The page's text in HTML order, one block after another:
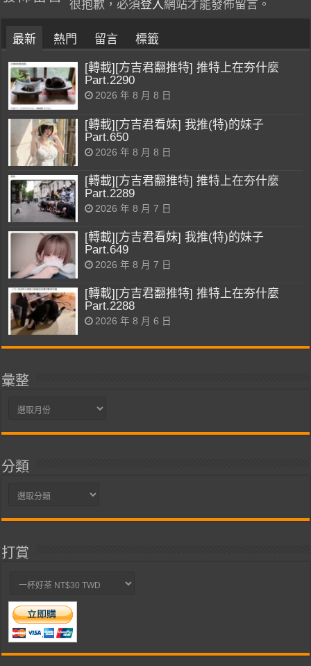
很抱歉，必須登入網站才能發佈留言。
最新 熱門 留言 標籤
[轉載][方吉君翻推特] 推特上在夯什麼
Part.2290
2026 年 8 月 8 日
[轉載][方吉君看妹] 我推(特)的妹子
Part.650
2026 年 8 月 8 日
[轉載][方吉君翻推特] 推特上在夯什麼
Part.2289
2026 年 8 月 7 日
[轉載][方吉君看妹] 我推(特)的妹子
Part.649
2026 年 8 月 7 日
[轉載][方吉君翻推特] 推特上在夯什麼
Part.2288
2026 年 8 月 6 日
彙整
彙
分類
分
打賞